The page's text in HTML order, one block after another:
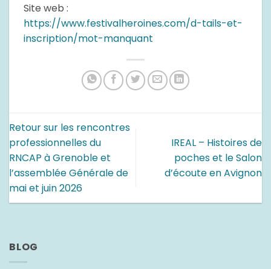
Site web :
https://www.festivalheroines.com/d-tails-et-
inscription/mot-manquant
Retour sur les rencontres
professionnelles du
RNCAP à Grenoble et
l’assemblée Générale de
mai et juin 2026
IREAL – Histoires de
poches et le Salon
d’écoute en Avignon
BLOG